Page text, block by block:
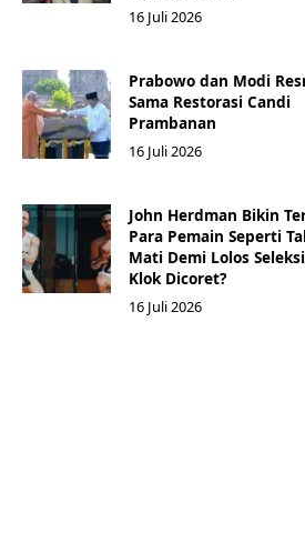
16 Juli 2026
Prabowo dan Modi
Sama Restorasi Candi
Prambanan
16 Juli 2026
John Herdman Bikin
Para Pemain Seperti
Mati Demi Lolos
Klok Dicoret?
16 Juli 2026